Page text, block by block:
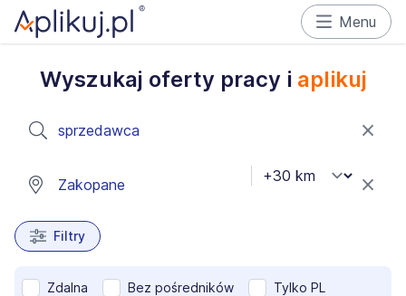
Menu
Wyszukaj oferty pracy i aplikuj
Filtry
Zdalna Bez pośredników Tylko PL